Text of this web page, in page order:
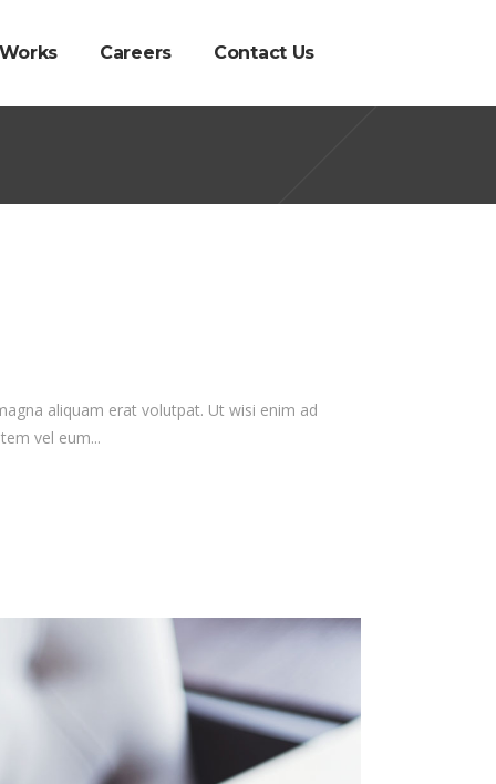
Careers Contact Us
aliquam erat volutpat. Ut wisi enim ad
vel eum...